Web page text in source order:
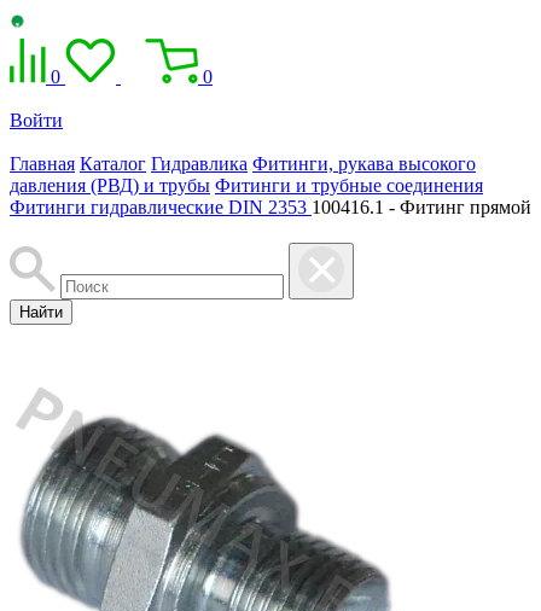
0 0
Войти
Главная Каталог Гидравлика Фитинги, рукава высокого
давления (РВД) и трубы Фитинги и трубные соединения
Фитинги гидравлические DIN 2353 100416.1 - Фитинг прямой
Найти